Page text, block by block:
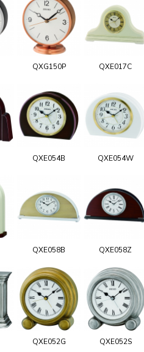
QXG150P QXE017C
QXE054B QXE054W
QXE058B QXE058Z
QXE052G QXE052S